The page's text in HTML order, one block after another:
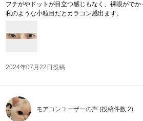
フチがやドットが目立つ感じもなく、裸眼がでか
私のような小粒目だとカラコン感出ます。
2024年07月22日投稿
モアコンユーザーの声 (投稿件数:2)